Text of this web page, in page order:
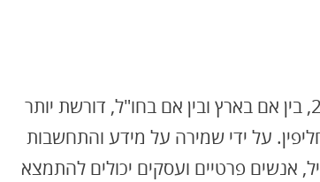
רכישת מטבעות חוץ בשנת 2024, בין אם בארץ ובין אם בחו"ל, דורשת יותר
על ידי שמירה על מידע והתחשבות
אנשים פרטיים ועסקים יכולים להתמצא